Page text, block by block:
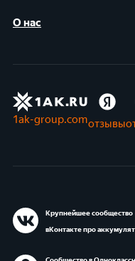
О нас
1ak-group.comотзывы
Крупнейшее сообщество
вКонтакте про